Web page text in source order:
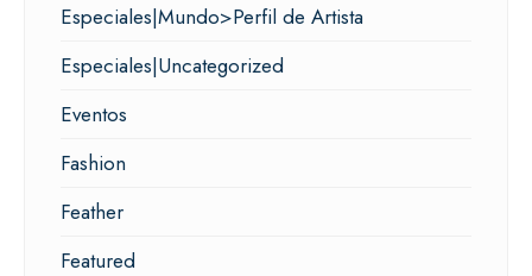
Especiales|Mundo>Perfil de Artista
Especiales|Uncategorized
Eventos
Fashion
Feather
Featured